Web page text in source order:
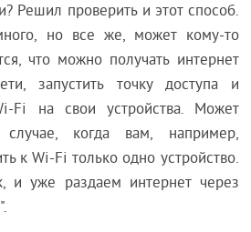
Решил проверить и этот способ.
но все же, может кому-то
что можно получать интернет
запустить точку доступа и
Fi на свои устройства. Может
когда вам, например,
к Wi-Fi только одно устройство.
и уже раздаем интернет через